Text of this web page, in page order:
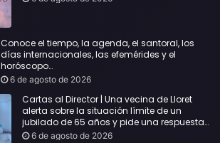
Conoce el tiempo, la agenda, el santoral, los
días internacionales, las efemérides y el
horóscopo…
6 de agosto de 2026
Cartas al Director | Una vecina de Lloret
alerta sobre la situación límite de un
jubilado de 65 años y pide una respuesta
urgente
6 de agosto de 2026